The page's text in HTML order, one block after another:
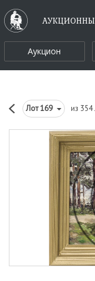
Аукцион
Лот169 из 354